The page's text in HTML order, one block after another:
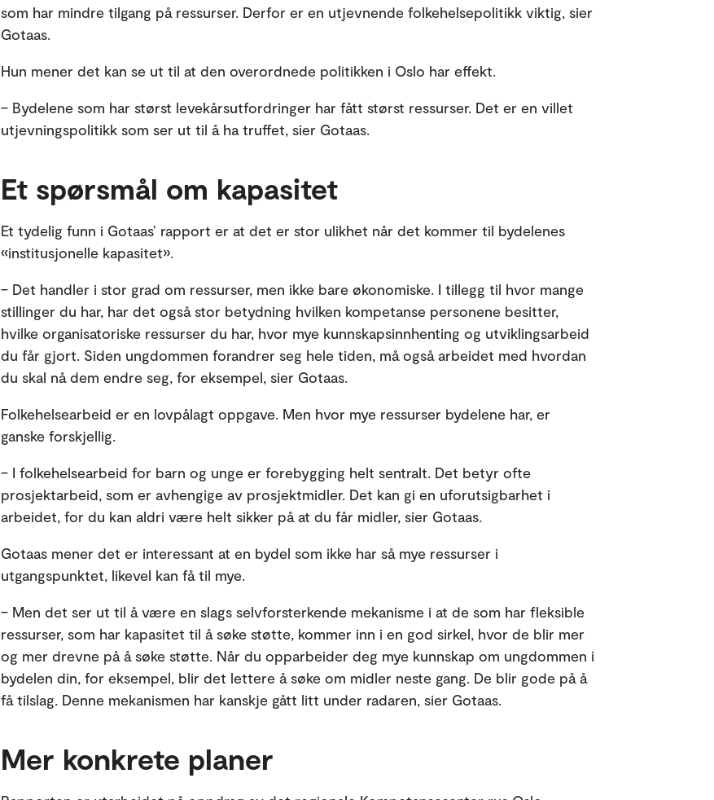
som har mindre tilgang på ressurser. Derfor er en utjevnende folkehelsepolitikk viktig, sier
Gotaas.
Hun mener det kan se ut til at den overordnede politikken i Oslo har effekt.
– Bydelene som har størst levekårsutfordringer har fått størst ressurser. Det er en villet
utjevningspolitikk som ser ut til å ha truffet, sier Gotaas.
Et spørsmål om kapasitet
Et tydelig funn i Gotaas’ rapport er at det er stor ulikhet når det kommer til bydelenes
«institusjonelle kapasitet».
– Det handler i stor grad om ressurser, men ikke bare økonomiske. I tillegg til hvor mange
stillinger du har, har det også stor betydning hvilken kompetanse personene besitter,
hvilke organisatoriske ressurser du har, hvor mye kunnskapsinnhenting og utviklingsarbeid
du får gjort. Siden ungdommen forandrer seg hele tiden, må også arbeidet med hvordan
du skal nå dem endre seg, for eksempel, sier Gotaas.
Folkehelsearbeid er en lovpålagt oppgave. Men hvor mye ressurser bydelene har, er
ganske forskjellig.
– I folkehelsearbeid for barn og unge er forebygging helt sentralt. Det betyr ofte
prosjektarbeid, som er avhengige av prosjektmidler. Det kan gi en uforutsigbarhet i
arbeidet, for du kan aldri være helt sikker på at du får midler, sier Gotaas.
Gotaas mener det er interessant at en bydel som ikke har så mye ressurser i
utgangspunktet, likevel kan få til mye.
– Men det ser ut til å være en slags selvforsterkende mekanisme i at de som har fleksible
ressurser, som har kapasitet til å søke støtte, kommer inn i en god sirkel, hvor de blir mer
og mer drevne på å søke støtte. Når du opparbeider deg mye kunnskap om ungdommen i
bydelen din, for eksempel, blir det lettere å søke om midler neste gang. De blir gode på å
få tilslag. Denne mekanismen har kanskje gått litt under radaren, sier Gotaas.
Mer konkrete planer